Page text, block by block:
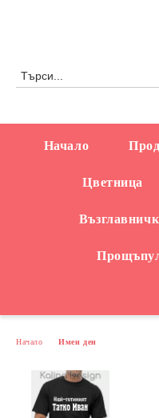
Начало
Цветница
Начало Имен ден